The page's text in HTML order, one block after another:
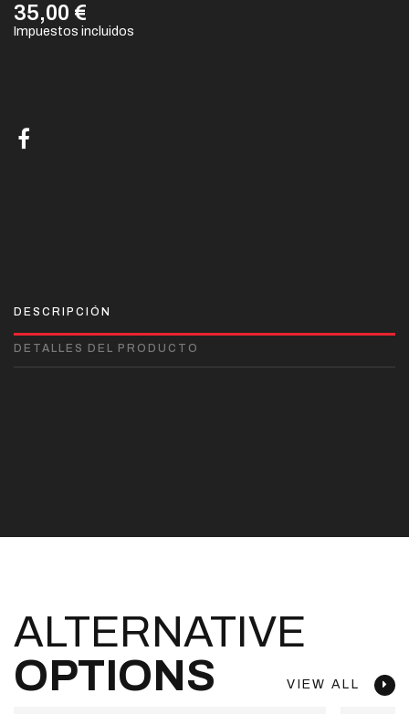
35,00 €
Impuestos incluidos
DESCRIPCIÓN
DETALLES DEL PRODUCTO
ALTERNATIVE
OPTIONS
VIEW ALL